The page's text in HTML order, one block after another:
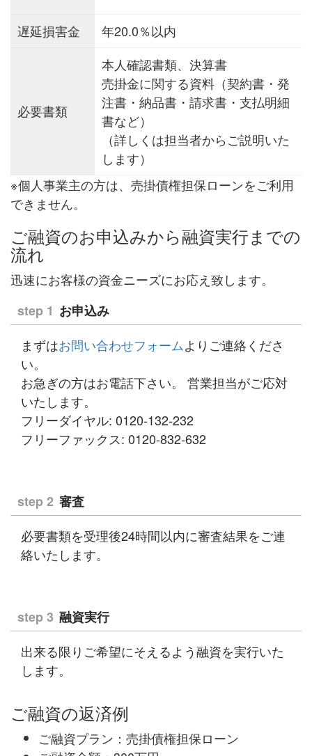
遅延損害金 年20.0％以内
必要書類
本人確認書類、決算書
売掛金に関する資料（契約書・発
注書・納品書・請求書・支払明細
書など）
（詳しくは担当者からご説明いた
します）
※個人事業主の方は、売掛債権担保ローンをご利用
できません。
ご融資のお申込みから融資実行までの
流れ
迅速にお客様の資金ニーズにお応え致します。
step 1 お申込み
まずはお問い合わせフォームよりご連絡くださ
い。
お急ぎの方はお電話下さい。 営業担当がご応対
いたします。
フリーダイヤル: 0120-132-232
フリーファックス: 0120-832-632
step 2 審査
必要書類を受理後24時間以内に審査結果をご連
絡いたします。
step 3 融資実行
出来る限りご希望にそえるよう融資を実行いた
します。
ご融資の返済例
ご融資プラン：売掛債権担保ローン